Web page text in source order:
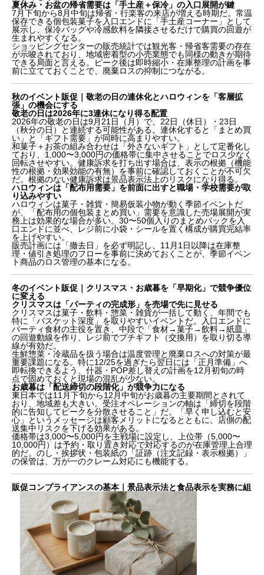
夏休み・お盆の帰省需要は「手土産＋保冷」の入口展開が鍵
7月下旬から8月中旬は帰省・行楽客の来店が増える時期だ。常温
保存できる個包装菓子を入口エンドに「手土産コーナー」として
展示し、保冷バッグや冷感飲料を隣接させるだけで購買の回遊が
生まれやすくなる。
ショッピングセンターの販売統計では観光客・帰省客需要の存在
が示唆されており、地域密着型の小売業態でも同様の動きが期待
できる局面と言える。ピーク後は即時縮小・在庫整理の計画を事
前に立てておくことで、廃棄ロスの抑制につながる。
秋のイベント販促｜敬老の日の連休化とハロウィンを「客層拡
張」の機会にする
敬老の日は2026年に3連休になり得る配置
2026年の敬老の日は9月21日（月）で、22日（休日）・23日
（秋分の日）と連続する可能性がある。連休化すると「まとめ買
い」と「ギフト需要」が同時に高まりやすい。
和菓子＋お茶の組み合わせは「外さないギフト」として定番化し
ており、1,000〜3,000円の価格帯に集中させることでロス少なく
回転させやすい。健康訴求を打ち出す場合は、表示の根拠（機能
性の根拠・効果効能の有無）を事前に確認しておくことが不可欠
だ。根拠のない健康訴求は景品表示法上のリスクになり得る。
ハロウィンは「配布用需要」を前面に出すと職場・学校需要が取
り込みやすい
ハロウィンは菓子・雑貨・簡易仮装小物が動く季節イベントだ
が、「配布用の個包装まとめ買い」需要を意識した売場展開が実
務上は効果的な場合が多い。30〜50個入りのまとめパックを入
口エンドに並べ、レジ前に小袋・シールを置く構成が購買完結率
を上げやすい。
販売計画には「撤去日」を必ず明記し、11月1日以降は在庫整
理・値引き処理のフローを事前に決めておくことが、季節イベン
ト商品のロス管理の基本になる。
冬のイベント販促｜クリスマス・お歳暮を「早期化」で競争優位
に変える
クリスマスは「パーティの完成形」を売場で先に見せる
クリスマスは菓子・飲料・惣菜・雑貨が一括して動く、年間でも
特に「バスケット深度」を取りやすいイベントだ。入口エンドに
パーティ食材の主役を置き、中段で「食材→菓子→飲料→紙皿」
の回遊動線を作り、レジ前でプチギフト（交換用）を取り切る導
線が有効だ。
生鮮惣菜・冷蔵品を扱う場合は温度管理と廃棄ロスへの対策が最
重要課題になる。特に12/25を過ぎたら翌日には「正月準備」へ
即転換できるよう、什器・POP差し替えの計画を12月初旬の時
点で固めておくと現場の混乱が少ない。
お歳暮は「配送締切の段階化」が競争力になる
東日本では11月下旬から12月中旬がお歳暮の主要期間とされて
おり、地域差も大きい。受注オペレーションの軸は「締切を段階
的に告知してピークを分散させること」だ。「早く申し込むと安
心」というメッセージは顧客メリットになるとともに、店側の配
送集中リスクを下げる効果がある。
価格帯は3,000〜5,000円を主戦場に設定し、上位帯（5,000〜
10,000円）は予約・取り置き対応で対応するのが在庫管理上合理
的だ。のし・挨拶状・包装紙の「証跡（注文記録・表示根拠）」
の保管は、万が一のクレーム対応にも機能する。
販促コンプライアンスの基本｜景品表示法と食品表示を実務に組
なぜ「イベント×季節感」の販促設計が2026年の小売
に不可欠なのか
春のイベント販促｜年始からGW・母の日まで「ギフ
ト連戦」を設計する
夏のイベント販促｜父の日・お中元・帰省需要を「配
送」で差別化する
秋のイベント販促｜敬老の日の連休化とハロウィンを
「客層拡張」の機会にする
冬のイベント販促｜クリスマス・お歳暮を「早期化」
で競争優位に変える
販促コンプライアンスの基本｜景品表示法と食品表示
年間販促設計のまとめ｜KPIと運用チェックで現場を
回す